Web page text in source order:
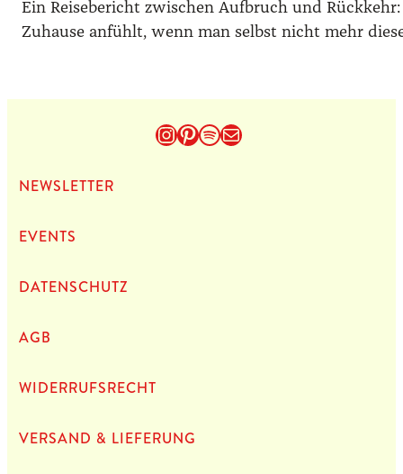
Ein Reisebericht zwischen Aufbruch und
Zuhause anfühlt, wenn man selbst nicht mehr
Instagram
Pinterest
Spotify
E-Mail
NEWS­LET­TER
EVENTS
DATEN­SCHUTZ
AGB
WIDERRUFSRECHT
VERSAND & LIEFERUNG